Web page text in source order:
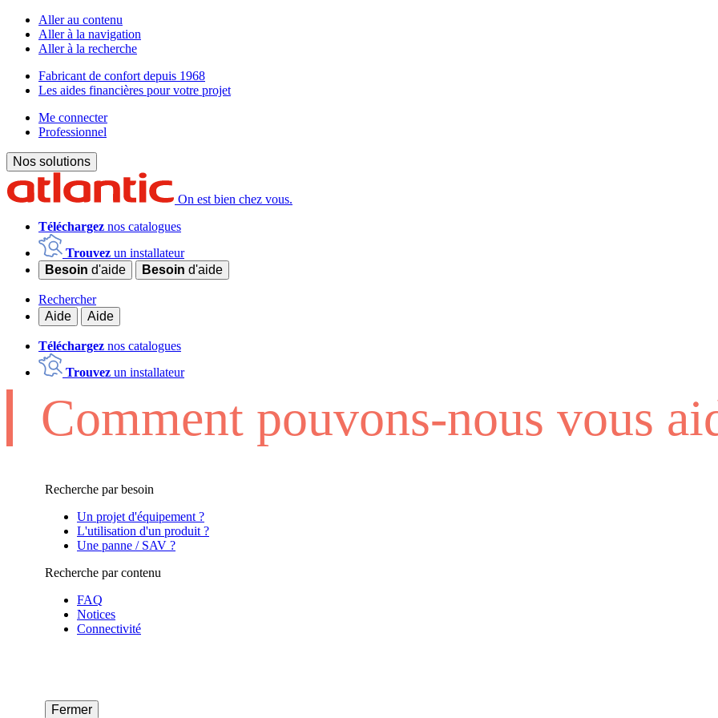
Aller au contenu
Aller à la navigation
Aller à la recherche
Fabricant de confort depuis 1968
Les aides financières pour votre projet
Me connecter
Professionnel
Nos solutions
On est bien chez vous.
Téléchargez nos catalogues
Trouvez un installateur
Besoin d'aide Besoin d'aide
Rechercher
Aide
Aide
Téléchargez nos catalogues
Trouvez un installateur
Comment pouvons-nous vous
Recherche par besoin
Un projet d'équipement ?
L'utilisation d'un produit ?
Une panne / SAV ?
Recherche par contenu
FAQ
Notices
Connectivité
Fermer